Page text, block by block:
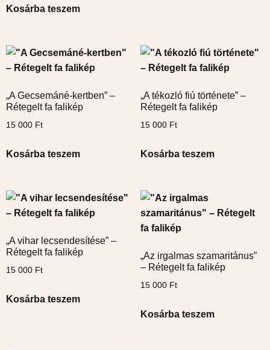
Kosárba teszem
„A Gecsemáné-kertben” –
Rétegelt fa falikép
15 000 Ft
Kosárba teszem
„A tékozló fiú története” –
Rétegelt fa falikép
15 000 Ft
Kosárba teszem
„A vihar lecsendesítése” –
Rétegelt fa falikép
15 000 Ft
Kosárba teszem
„Az irgalmas szamaritánus”
– Rétegelt fa falikép
15 000 Ft
Kosárba teszem